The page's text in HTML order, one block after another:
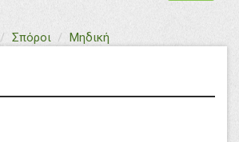
textΣπόροι Μηδική